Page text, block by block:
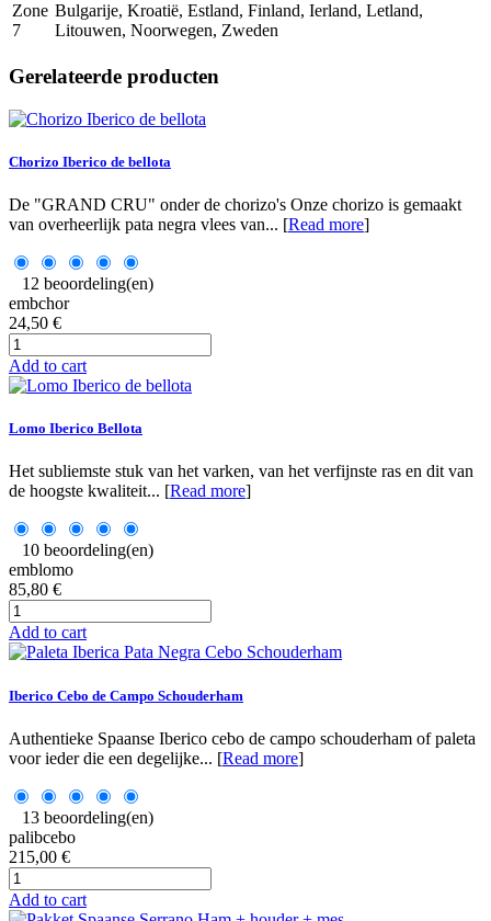
Zone
7
Bulgarije, Kroatië, Estland, Finland, Ierland, Letland,
Litouwen, Noorwegen, Zweden
Gerelateerde producten
Chorizo Iberico de bellota
De "GRAND CRU" onder de chorizo's Onze chorizo is gemaakt
van overheerlijk pata negra vlees van... [Read more]
12 beoordeling(en)
embchor
24,50 €
Add to cart
Lomo Iberico Bellota
Het subliemste stuk van het varken, van het verfijnste ras en dit van
de hoogste kwaliteit... [Read more]
10 beoordeling(en)
emblomo
85,80 €
Add to cart
Iberico Cebo de Campo Schouderham
Authentieke Spaanse Iberico cebo de campo schouderham of paleta
voor ieder die een degelijke... [Read more]
13 beoordeling(en)
palibcebo
215,00 €
Add to cart